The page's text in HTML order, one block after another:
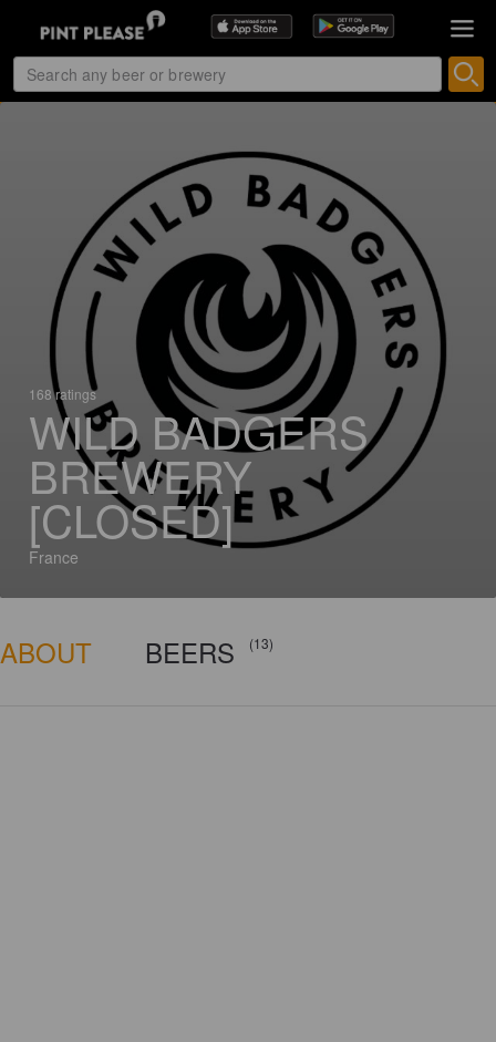
168 ratings
WILD BADGERS
BREWERY
[CLOSED]
France
ABOUT BEERS (13)